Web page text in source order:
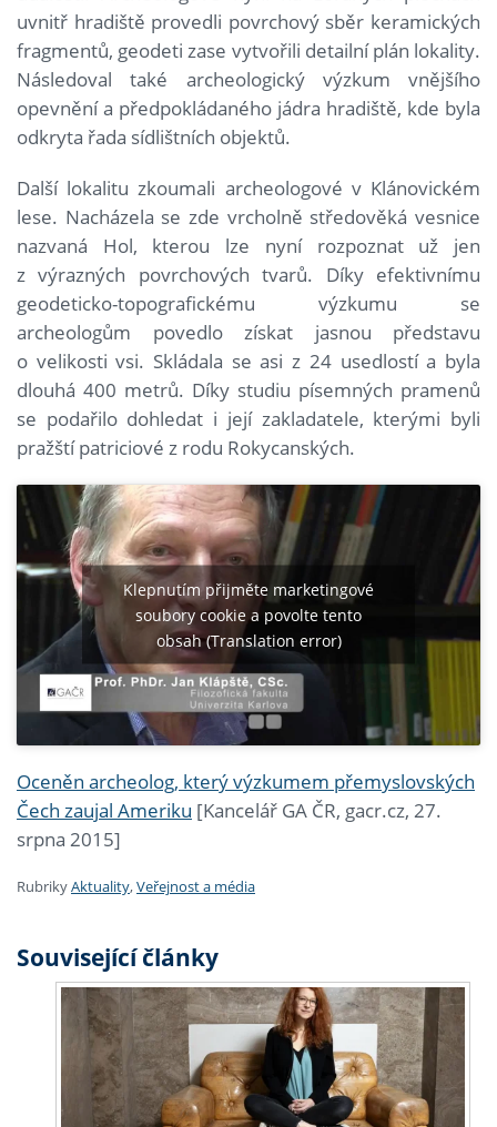
uvnitř hradiště provedli povrchový sběr keramických
fragmentů, geodeti zase vytvořili detailní plán lokality.
Následoval také archeologický výzkum vnějšího
opevnění a předpokládaného jádra hradiště, kde byla
odkryta řada sídlištních objektů.
Další lokalitu zkoumali archeologové v Klánovickém
lese. Nacházela se zde vrcholně středověká vesnice
nazvaná Hol, kterou lze nyní rozpoznat už jen
z výrazných povrchových tvarů. Díky efektivnímu
geodeticko-topografickému výzkumu se
archeologům povedlo získat jasnou představu
o velikosti vsi. Skládala se asi z 24 usedlostí a byla
dlouhá 400 metrů. Díky studiu písemných pramenů
se podařilo dohledat i její zakladatele, kterými byli
pražští patriciové z rodu Rokycanských.
Klepnutím přijměte marketingové
soubory cookie a povolte tento
obsah (Translation error)
Oceněn archeolog, který výzkumem přemyslovských
Čech zaujal Ameriku [Kancelář GA ČR, gacr.cz, 27.
srpna 2015]
RubrikyAktuality,Veřejnost a média
Související články